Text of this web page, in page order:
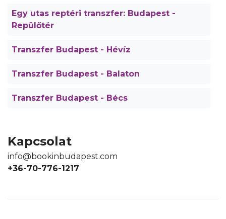
Egy utas reptéri transzfer: Budapest -
Repülőtér
Transzfer Budapest - Hévíz
Transzfer Budapest - Balaton
Transzfer Budapest - Bécs
Kapcsolat
info@bookinbudapest.com
+36-70-776-1217